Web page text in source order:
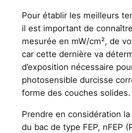
Pour établir les meilleurs
il est important de
mesurée en mW/cm², de
car cette dernière va
d’exposition nécessaire
photosensible durcisse
forme des couches solides.
Prendre en considération
du bac de type FEP, nFEP